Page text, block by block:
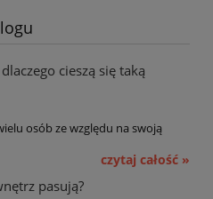
cieszą się taką
osób ze względu na swoją
czytaj całość »
pasują?